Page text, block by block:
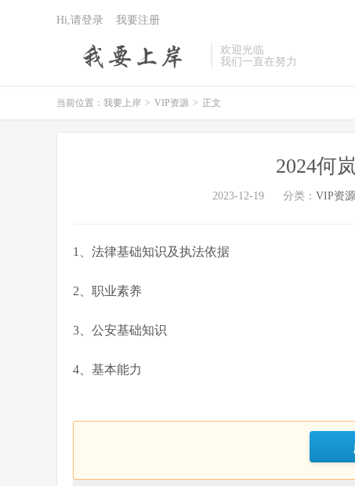
欢迎光临
我们一直在努力
Hi,请登录 我要注册
当前位置： 我要上岸 > VIP资源 > 正文
2024何
2023-12-19 分类： VIP资源
1、法律基础知识及执法依据
2、职业素养
3、公安基础知识
4、基本能力